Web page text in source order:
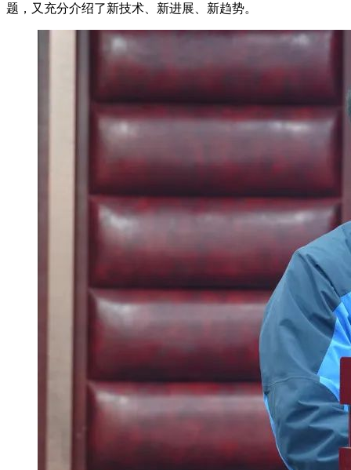
题，又充分介绍了新技术、新进展、新趋势。